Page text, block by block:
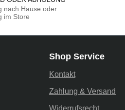
nach Hause oder
im Store
Shop Service
Kontakt
Zahlung & Versand